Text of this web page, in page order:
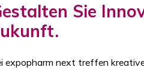
Sie
expopharm next treffen